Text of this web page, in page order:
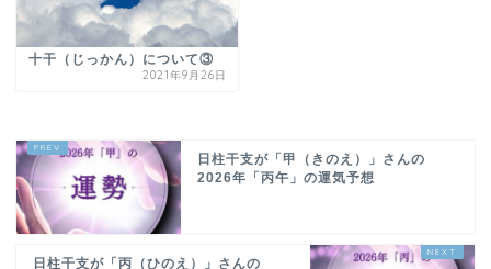
十干（じっかん）について③
2021年9月26日
日柱干支が「甲（きのえ）」さんの
2026年「丙午」の運気予想
日柱干支が「丙（ひのえ）」さんの